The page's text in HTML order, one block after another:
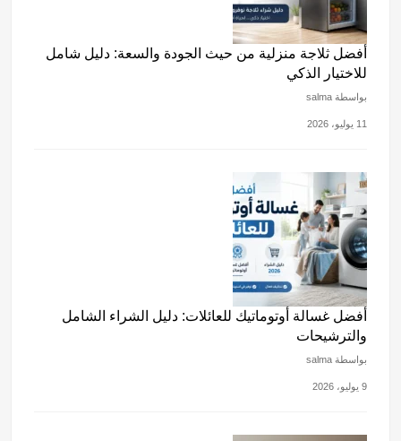
أفضل ثلاجة منزلية من حيث الجودة والسعة: دليل شامل
للاختيار الذكي
بواسطة salma
11 يوليو، 2026
أفضل غسالة أوتوماتيك للعائلات: دليل الشراء الشامل
والترشيحات
بواسطة salma
9 يوليو، 2026